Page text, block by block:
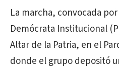
La marcha, convocada
Demócrata Institucional
Altar de la Patria, en el
donde el grupo depositó